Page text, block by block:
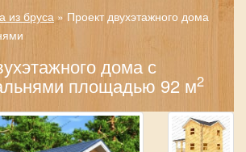
из бруса » Проект двухэтажного дома
дома с
площадью 92 м2